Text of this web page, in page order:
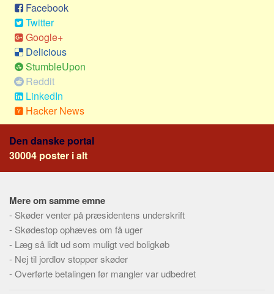
Alle
Meta
Dokumenttyper
Emner
Skribenter
Personer
Steder
Kilder
Om
Forhistorien
Redigering
Tekstannoncer
Bannere
Facebook
Twitter
Google+
Delicious
StumbleUpon
Reddit
LinkedIn
Hacker News
Den danske portal
30004 poster i alt
Mere om samme emne
- Skøder venter på præsidentens underskrift
- Skødestop ophæves om få uger
- Læg så lidt ud som muligt ved boligkøb
- Nej til jordlov stopper skøder
-Overførte betalingen før mangler var udbedret